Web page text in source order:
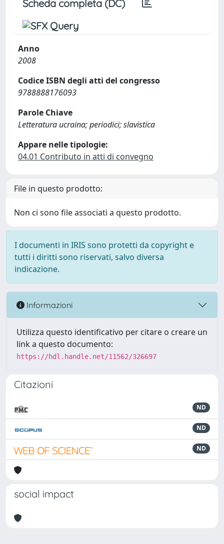
Scheda completa (DC)
Anno
2008
Codice ISBN degli atti del congresso
9788888176093
Parole Chiave
Letteratura ucraina; periodici; slavistica
Appare nelle tipologie:
04.01 Contributo in atti di convegno
File in questo prodotto:
Non ci sono file associati a questo prodotto.
I documenti in IRIS sono protetti da copyright e
tutti i diritti sono riservati, salvo diversa
indicazione.
Informazioni
Utilizza questo identificativo per citare o creare un
link a questo documento:
https://hdl.handle.net/11562/326697
Citazioni
ND
ND
ND
social impact